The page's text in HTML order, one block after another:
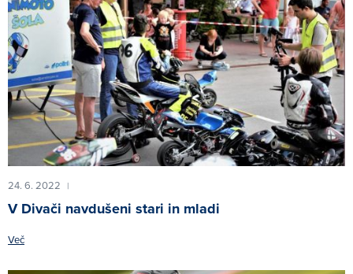
24. 6. 2022 |
V Divači navdušeni stari in mladi
Več